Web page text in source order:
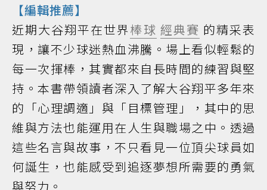
【編輯推薦】
近期大谷翔平在世界棒球 經典賽 的精采表
現，讓不少球迷熱血沸騰。場上看似輕鬆的
每一次揮棒，其實都來自長時間的練習與堅
持。本書帶領讀者深入了解大谷翔平多年來
的「心理調適」與「目標管理」，其中的思
維與方法也能運用在人生與職場之中。透過
這些名言與故事，不只看見一位頂尖球員如
何誕生，也能感受到追逐夢想所需要的勇氣
與努力。